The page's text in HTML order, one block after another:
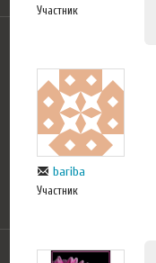
Участник
bariba
Участник